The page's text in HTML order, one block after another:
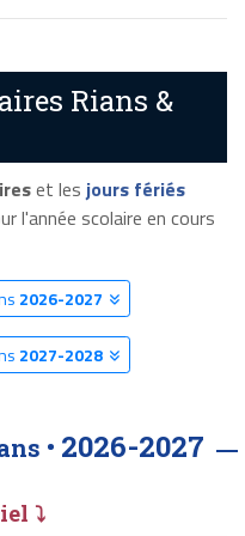
Rians &
et les jours fériés
l'année scolaire en cours
2026-2027
2027-2028
• 2026-2027
⤵